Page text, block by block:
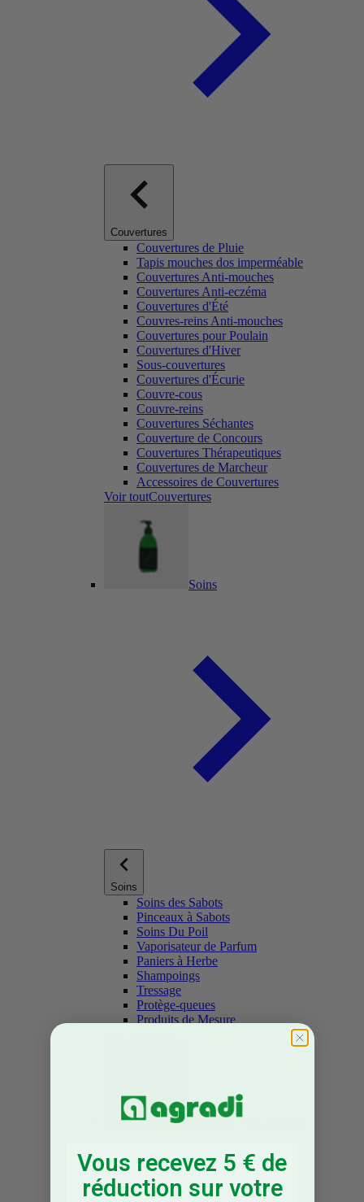
Couvertures
Couvertures de Pluie
Tapis mouches dos imperméable
Couvertures Anti-mouches
Couvertures Anti-eczéma
Couvertures d'Été
Couvres-reins Anti-mouches
Couvertures pour Poulain
Couvertures d'Hiver
Sous-couvertures
Couvertures d'Écurie
Couvre-cous
Couvre-reins
Couvertures Séchantes
Couverture de Concours
Couvertures Thérapeutiques
Couvertures de Marcheur
Accessoires de Couvertures
Voir toutCouvertures
Soins
Soins
Soins des Sabots
Pinceaux à Sabots
Soins Du Poil
Vaporisateur de Parfum
Paniers à Herbe
Shampoings
Tressage
Protège-queues
Produits de Mesure
Masques Anti-mouches
Vous recevez 5 € de
réduction sur votre